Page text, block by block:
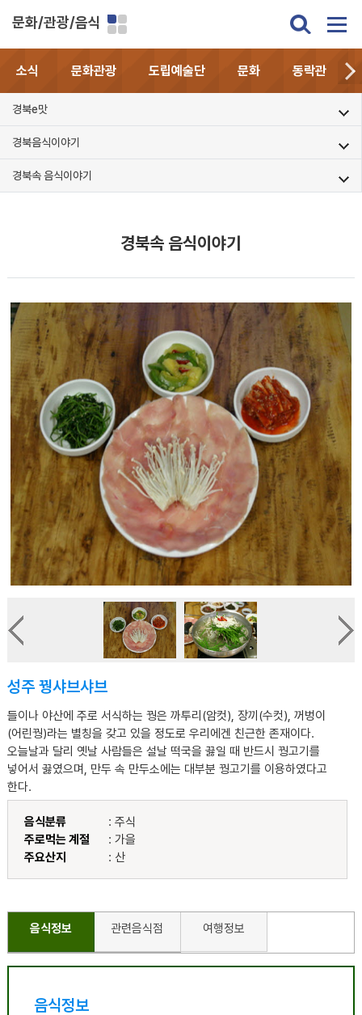
문화/관광/음식
소식 문화관광 도립예술단 문화 동락관
경북e맛
경북음식이야기
경북속 음식이야기
경북속 음식이야기
성주 꿩샤브샤브
들이나 야산에 주로 서식하는 꿩은 까투리(암컷), 장끼(수컷), 꺼벙이
(어린꿩)라는 별칭을 갖고 있을 정도로 우리에겐 친근한 존재이다.
오늘날과 달리 옛날 사람들은 설날 떡국을 끓일 때 반드시 꿩고기를
넣어서 끓였으며, 만두 속 만두소에는 대부분 꿩고기를 이용하였다고
한다.
음식분류
: 주식
주로먹는 계절
: 가을
주요산지
: 산
음식정보 관련음식점 여행정보
음식정보